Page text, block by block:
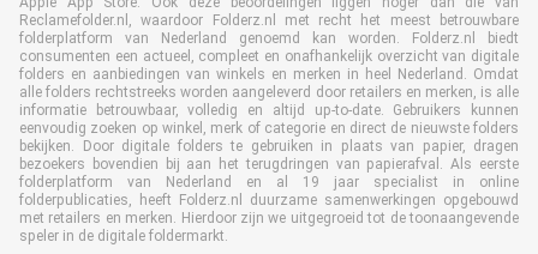
Reclamefolder.nl, waardoor Folderz.nl met recht het meest betrouwbare
folderplatform van Nederland genoemd kan worden. Folderz.nl biedt
consumenten een actueel, compleet en onafhankelijk overzicht van digitale
folders en aanbiedingen van winkels en merken in heel Nederland. Omdat
alle folders rechtstreeks worden aangeleverd door retailers en merken, is alle
informatie betrouwbaar, volledig en altijd up-to-date. Gebruikers kunnen
eenvoudig zoeken op winkel, merk of categorie en direct de nieuwste folders
bekijken. Door digitale folders te gebruiken in plaats van papier, dragen
bezoekers bovendien bij aan het terugdringen van papierafval. Als eerste
folderplatform van Nederland en al 19 jaar specialist in online
folderpublicaties, heeft Folderz.nl duurzame samenwerkingen opgebouwd
met retailers en merken. Hierdoor zijn we uitgegroeid tot de toonaangevende
speler in de digitale foldermarkt.